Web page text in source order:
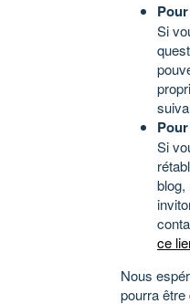
Si
Si
blog,
ce
Nous
pourra